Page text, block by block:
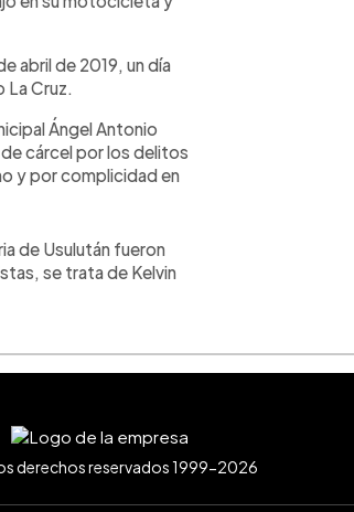
abril de 2019, un día
La Cruz.
Ángel Antonio
cárcel por los delitos
y por complicidad en
de Usulután fueron
se trata de Kelvin
derechos reservados 1999-2026